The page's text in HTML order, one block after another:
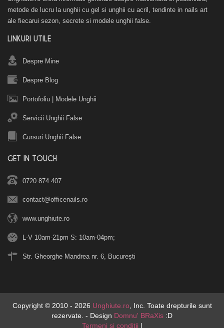
metode de lucru la unghii cu gel si unghii cu acril, tendinte in nails art
ale fiecarui sezon, secrete si modele unghii false.
LINKURI UTILE
Despre Mine
Despre Blog
Portofoliu Modele Unghii
Servicii Unghii False
Cursuri Unghii False
GET IN TOUCH
0720 874 407
contact@officenails.ro
www.unghiute.ro
L-V 10am-21pm S: 10am-04pm;
Str. Gheorghe Mandrea nr. 6, București
Copyright © 2010 - 2026 Unghiute.ro , Inc. Toate drepturile sunt
rezervate. - Design Domnu' BRaXis :D
Termeni si conditii |